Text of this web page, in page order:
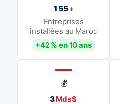
155+
Entreprises
installées au Maroc
+42 % en 10 ans
💰
3Mds $